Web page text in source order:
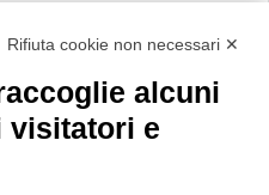
Rifiuta cookie non necessari ✕
alcuni
visitatori e